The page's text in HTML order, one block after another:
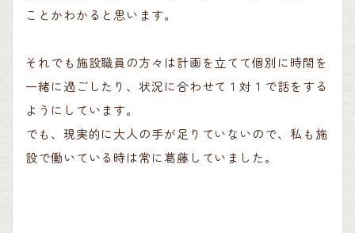
ことかわかると思います。
それでも施設職員の方々は計画を立てて個別に時間を
一緒に過ごしたり、状況に合わせて１対１で話をする
ようにしています。
でも、現実的に大人の手が足りていないので、私も施
設で働いている時は常に葛藤していました。